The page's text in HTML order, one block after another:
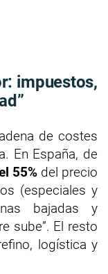
impuestos,
de costes
En España, de
55% del precio
(especiales y
bajadas y
sube”. El resto
logística y